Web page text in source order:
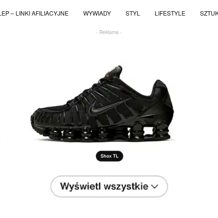
– LINKI AFILIACYJNE WYWIADY STYL LIFESTYLE
- Reklama -